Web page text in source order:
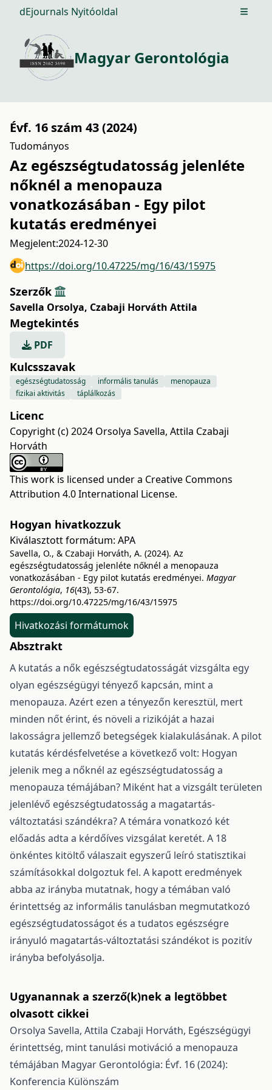
dEjournals Nyitóoldal Open
Magyar Gerontológia
Évf. 16 szám 43 (2024)
Tudományos
Az egészségtudatosság jelenléte
nőknél a menopauza
vonatkozásában - Egy pilot
kutatás eredményei
Megjelent:2024-12-30
https://doi.org/10.47225/mg/16/43/15975
Szerzők
Savella Orsolya, Czabaji Horváth Attila
Megtekintés
PDF
Kulcsszavak
egészségtudatosság informális tanulás
menopauza
fizikai aktivitás
táplálkozás
Licenc
Copyright (c) 2024 Orsolya Savella, Attila Czabaji
Horváth
This work is licensed under a Creative Commons
Attribution 4.0 International License.
Hogyan hivatkozzuk
Kiválasztott formátum: APA
Savella, O., & Czabaji Horváth, A. (2024). Az
egészségtudatosság jelenléte nőknél a menopauza
vonatkozásában - Egy pilot kutatás eredményei. Magyar
Gerontológia, 16(43), 53-67.
https://doi.org/10.47225/mg/16/43/15975
Hivatkozási formátumok
Absztrakt
A kutatás a nők egészségtudatosságát vizsgálta egy
olyan egészségügyi tényező kapcsán, mint a
menopauza. Azért ezen a tényezőn keresztül, mert
minden nőt érint, és növeli a rizikóját a hazai
lakosságra jellemző betegségek kialakulásának. A pilot
kutatás kérdésfelvetése a következő volt: Hogyan
jelenik meg a nőknél az egészségtudatosság a
menopauza témájában? Miként hat a vizsgált területen
jelenlévő egészségtudatosság a magatartás-
változtatási szándékra? A témára vonatkozó két
előadás adta a kérdőíves vizsgálat keretét. A 18
önkéntes kitöltő válaszait egyszerű leíró statisztikai
számításokkal dolgoztuk fel. A kapott eredmények
abba az irányba mutatnak, hogy a témában való
érintettség az informális tanulásban megmutatkozó
egészségtudatosságot és a tudatos egészségre
irányuló magatartás-változtatási szándékot is pozitív
irányba befolyásolja.
Ugyanannak a szerző(k)nek a legtöbbet
olvasott cikkei
Orsolya Savella, Attila Czabaji Horváth, Egészségügyi
érintettség, mint tanulási motiváció a menopauza
témájában Magyar Gerontológia: Évf. 16 (2024):
Konferencia Különszám